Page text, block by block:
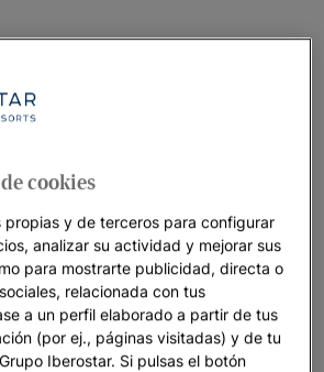
cookies
propias y de terceros para configurar
analizar su actividad y mejorar sus
para mostrarte publicidad, directa o
relacionada con tus
a un perfil elaborado a partir de tus
(por ej., páginas visitadas) y de tu
Iberostar. Si pulsas el botón